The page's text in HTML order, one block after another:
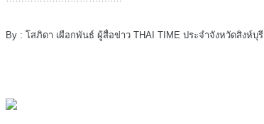
By : โสภิดา เผือกพันธ์ ผู้สื่อข่าว THAI TIME ประจำจังหวัดสิงห์บุรี